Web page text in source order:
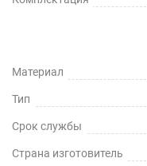
ПОДГОТОВКА К
на
Шаг 1
Сразу после
присутствовать
запах. Перед
Материал
Тип
Срок службы
Страна изготовитель